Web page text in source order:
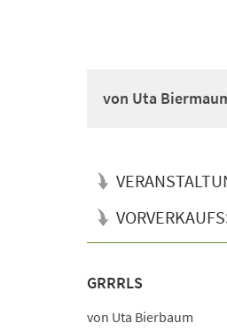
von Uta
GRRRLS
von Uta Bierbaum